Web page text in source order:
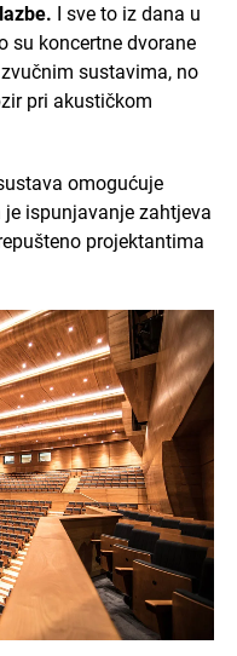
I sve to iz dana u
su koncertne dvorane
sustavima, no
pri akustičkom
omogućuje
ispunjavanje zahtjeva
projektantima